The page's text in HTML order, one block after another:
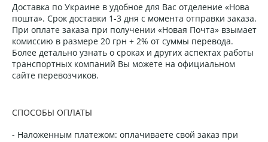
Доставка по Украине в удобное для Вас отделение «Нова
пошта». Срок доставки 1-3 дня с момента отправки заказа.
При оплате заказа при получении «Новая Почта» взымает
комиссию в размере 20 грн + 2% от суммы перевода.
Более детально узнать о сроках и других аспектах работы
транспортных компаний Вы можете на официальном
сайте перевозчиков.
СПОСОБЫ ОПЛАТЫ
- Наложенным платежом: оплачиваете свой заказ при